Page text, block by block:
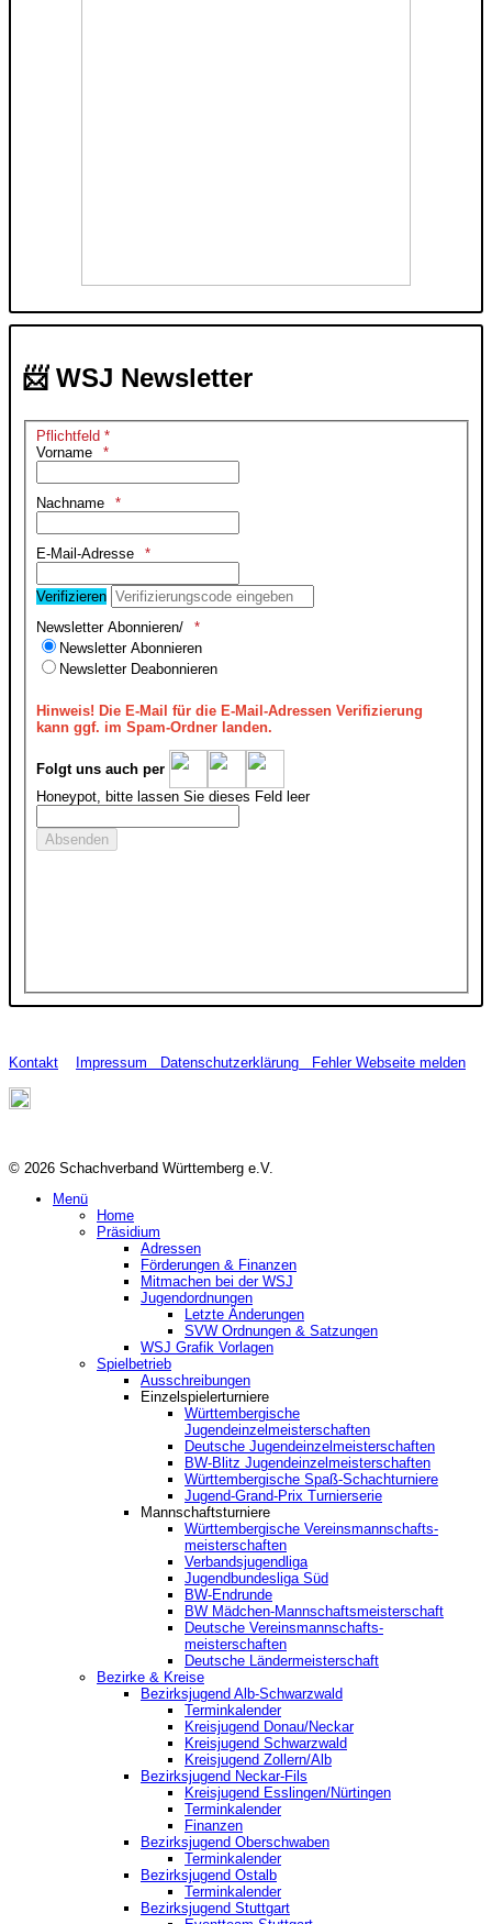
📨 WSJ Newsletter
Pflichtfeld *
Vorname
Nachname
E-Mail-Adresse
Verifizieren
Newsletter Abonnieren/
Newsletter Abonnieren
Newsletter Deabonnieren
Hinweis! Die E-Mail für die E-Mail-Adressen Verifizierung
kann ggf. im Spam-Ordner landen.
Folgt uns auch per
Honeypot, bitte lassen Sie dieses Feld leer
Kontakt Impressum Datenschutzerklärung Fehler Webseite melden
© 2026 Schachverband Württemberg e.V.
Menü
Home
Präsidium
Adressen
Förderungen & Finanzen
Mitmachen bei der WSJ
Jugendordnungen
Letzte Änderungen
SVW Ordnungen & Satzungen
WSJ Grafik Vorlagen
Spielbetrieb
Ausschreibungen
Einzelspielerturniere
Württembergische
Jugendeinzelmeisterschaften
Deutsche Jugendeinzelmeisterschaften
BW-Blitz Jugendeinzelmeisterschaften
Württembergische Spaß-Schachturniere
Jugend-Grand-Prix Turnierserie
Mannschaftsturniere
Württembergische Vereinsmannschafts-
meisterschaften
Verbandsjugendliga
Jugendbundesliga Süd
BW-Endrunde
BW Mädchen-Mannschaftsmeisterschaft
Deutsche Vereinsmannschafts-
meisterschaften
Deutsche Ländermeisterschaft
Bezirke & Kreise
Bezirksjugend Alb-Schwarzwald
Terminkalender
Kreisjugend Donau/Neckar
Kreisjugend Schwarzwald
Kreisjugend Zollern/Alb
Bezirksjugend Neckar-Fils
Kreisjugend ‎Esslingen/Nürtingen
Terminkalender
Finanzen
Bezirksjugend Oberschwaben
Terminkalender
Bezirksjugend Ostalb
Terminkalender
Bezirksjugend Stuttgart